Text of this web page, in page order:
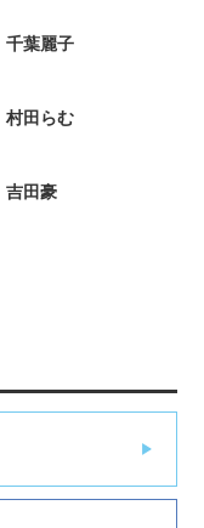
千葉麗子
村田らむ
吉田豪